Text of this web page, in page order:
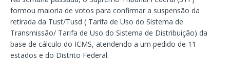
formou maioria de votos para confirmar a suspensão da
retirada da Tust/Tusd ( Tarifa de Uso do Sistema de
Transmissão/ Tarifa de Uso do Sistema de Distribuição) da
base de cálculo do ICMS, atendendo a um pedido de 11
estados e do Distrito Federal.